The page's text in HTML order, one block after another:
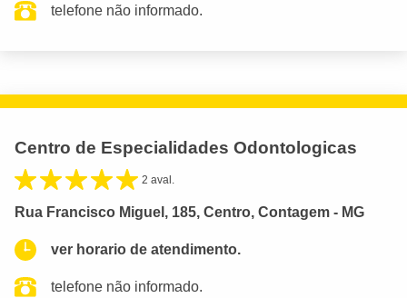
telefone não informado.
Centro de Especialidades Odontologicas
2 aval.
Rua Francisco Miguel, 185, Centro, Contagem - MG
ver horario de atendimento.
telefone não informado.